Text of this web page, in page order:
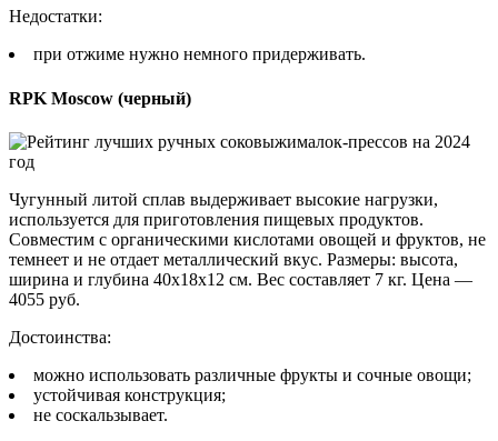
Недостатки:
при отжиме нужно немного придерживать.
RPK Moscow (черный)
Чугунный литой сплав выдерживает высокие нагрузки,
используется для приготовления пищевых продуктов.
Совместим с органическими кислотами овощей и фруктов, не
темнеет и не отдает металлический вкус. Размеры: высота,
ширина и глубина 40х18х12 см. Вес составляет 7 кг. Цена —
4055 руб.
Достоинства:
можно использовать различные фрукты и сочные овощи;
устойчивая конструкция;
не соскальзывает.